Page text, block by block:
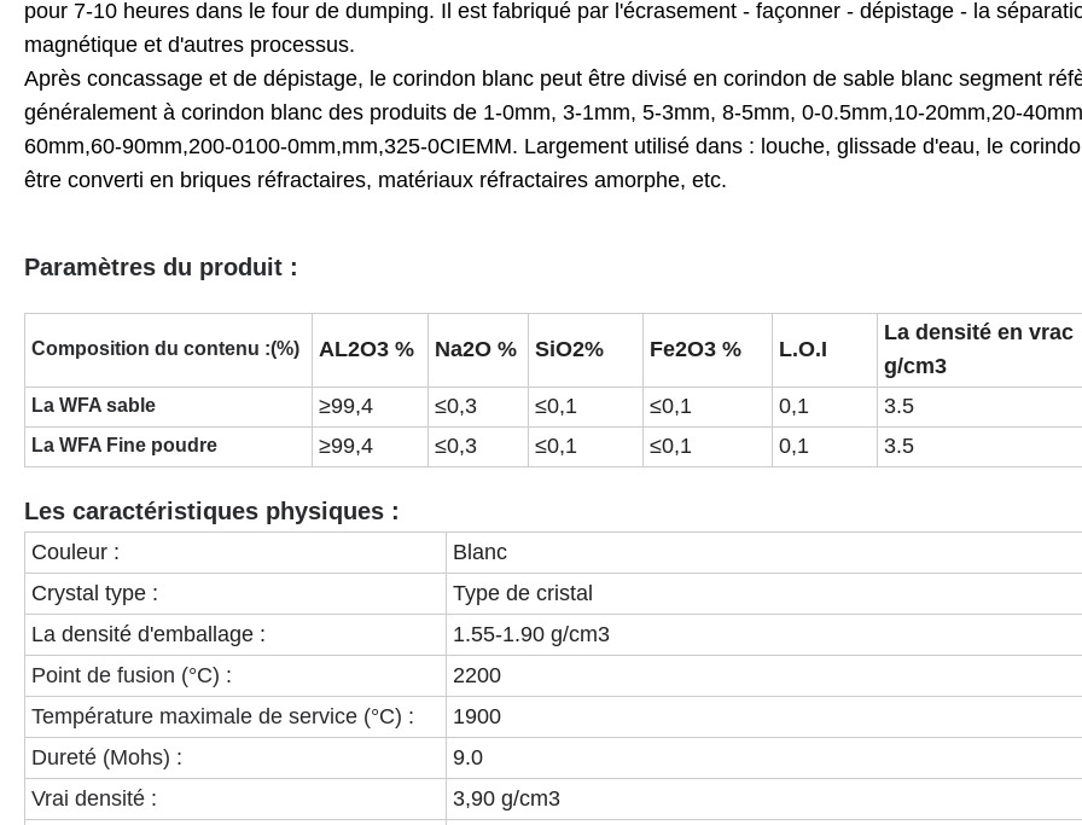
pour 7-10 heures dans le four de dumping. Il est fabriqué par l'écrasement - façonner - dépistage - la
magnétique et d'autres processus.
Après concassage et de dépistage, le corindon blanc peut être divisé en corindon de sable blanc segment
généralement à corindon blanc des produits de 1-0mm, 3-1mm, 5-3mm, 8-5mm, 0-0.5mm,10-20mm,20-
60mm,60-90mm,200-0100-0mm,mm,325-0CIEMM. Largement utilisé dans : louche, glissade d'eau, le
être converti en briques réfractaires, matériaux réfractaires amorphe, etc.
Paramètres du produit :
Composition du contenu :(%) AL2O3 % Na2O % SiO2% Fe2O3 % L.O.I
La densité en vrac
g/cm3
La WFA sable ≥99,4 ≤0,3 ≤0,1 ≤0,1 0,1 3.5
La WFA Fine poudre ≥99,4 ≤0,3 ≤0,1 ≤0,1 0,1 3.5
Les caractéristiques physiques :
Couleur :
Blanc
Crystal type :
Type de cristal
La densité d'emballage :
1.55-1.90 g/cm3
Point de fusion (°C) :
2200
Température maximale de service (°C) :
1900
Dureté (Mohs) :
9.0
Vrai densité :
3,90 g/cm3